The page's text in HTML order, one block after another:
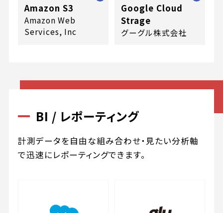
Amazon S3
Amazon Web
Services, Inc
Google Cloud
Strage
グーグル株式会社
BI / レポーティング
計測データを自由な組み合わせ・見たい分析軸
で迅速にレポーティングできます。